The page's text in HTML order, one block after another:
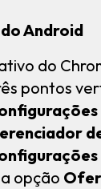
Android
do
pontos
opção